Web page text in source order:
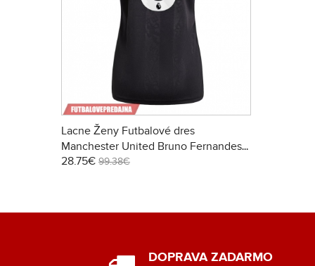
Lacne Ženy Futbalové dres
Manchester United Bruno Fernandes
#8 2025-26 Krátky Rukáv - Tretina
28.75€ 99.38€
DOPRAVA ZADARMO